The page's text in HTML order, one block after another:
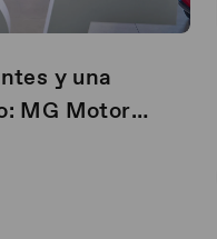
y una
MG Motor